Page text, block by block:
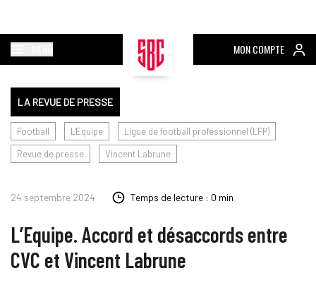
MON COMPTE
LA REVUE DE PRESSE
Football L'Equipe
Ligue de football professionnel (LFP)
Revue de presse
Vincent Labrune
24 septembre 2024 Temps de lecture : 0 min
L’Equipe. Accord et désaccords entre
CVC et Vincent Labrune